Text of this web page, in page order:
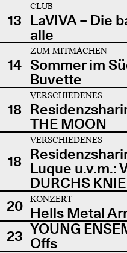
13
CLUB
LaVIVA – Die
alle
14
ZUM MITMACHEN
Sommer im
Buvette
18
VERSCHIEDENES
THE MOON
18
VERSCHIEDENES
Luque u.v.m.:
DURCHS
20
KONZERT
Hells Metal
23 YOUNG
Offs